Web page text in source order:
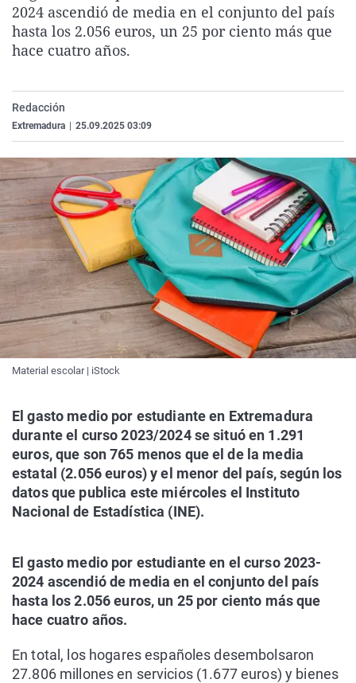
La rosa de los vientos
Gente viajera
Caso
Retornados
Operación Viuda
Extremadura
Galicia
Navarra
Virales
Televisión
2024 ascendió de media en el conjunto del país
hasta los 2.056 euros, un 25 por ciento más que
hace cuatro años.
Redacción
Extremadura 25.09.2025 03:09
Material escolar | iStock
El gasto medio por estudiante en Extremadura
durante el curso 2023/2024 se situó en 1.291
euros, que son 765 menos que el de la media
estatal (2.056 euros) y el menor del país, según los
datos que publica este miércoles el Instituto
Nacional de Estadística (INE).
El gasto medio por estudiante en el curso 2023-
2024 ascendió de media en el conjunto del país
hasta los 2.056 euros, un 25 por ciento más que
hace cuatro años.
En total, los hogares españoles desembolsaron
27.806 millones en servicios (1.677 euros) y bienes